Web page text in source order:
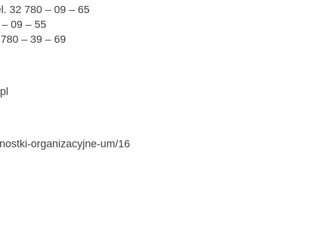
32 780 – 09 – 65
09 – 55
– 39 – 69
organizacyjne-um/16